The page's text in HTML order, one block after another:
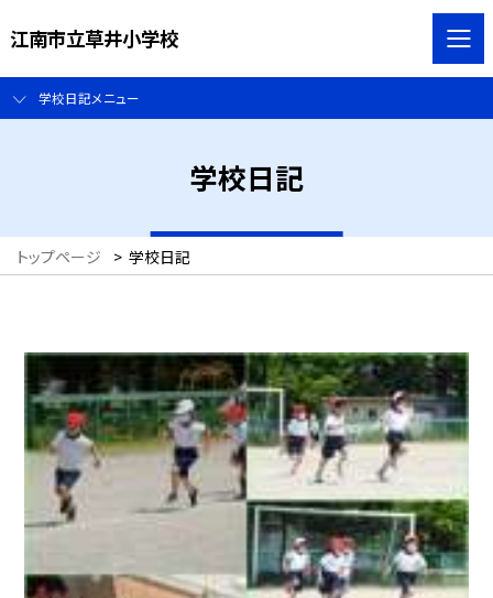
江南市立草井小学校
学校日記メニュー
学校日記
トップページ > 学校日記